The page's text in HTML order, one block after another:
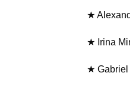
★
★ Irina
★ Gabriel